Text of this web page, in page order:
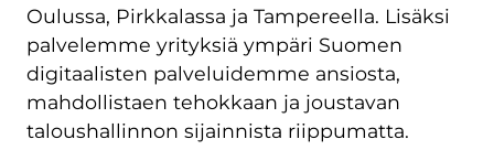
Oulussa, Pirkkalassa ja Tampereella. Lisäksi
palvelemme yrityksiä ympäri Suomen
digitaalisten palveluidemme ansiosta,
mahdollistaen tehokkaan ja joustavan
taloushallinnon sijainnista riippumatta.